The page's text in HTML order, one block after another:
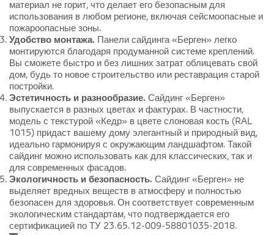
материал не горит, что делает его безопасным для
использования в любом регионе, включая сейсмоопасные и
пожароопасные зоны.
Удобство монтажа. Панели сайдинга «Берген» легко
монтируются благодаря продуманной системе креплений.
Вы сможете быстро и без лишних затрат облицевать свой
дом, будь то новое строительство или реставрация старой
постройки.
Эстетичность и разнообразие. Сайдинг «Берген»
выпускается в разных цветах и фактурах. В частности,
модель с текстурой «Кедр» в цвете слоновая кость (RAL
1015) придаст вашему дому элегантный и природный вид,
идеально гармонируя с окружающим ландшафтом. Такой
сайдинг можно использовать как для классических, так и
для современных фасадов.
Экологичность и безопасность. Сайдинг «Берген» не
выделяет вредных веществ в атмосферу и полностью
безопасен для здоровья. Он соответствует современным
экологическим стандартам, что подтверждается его
сертификацией по ТУ 23.65.12-009-58801035-2018.